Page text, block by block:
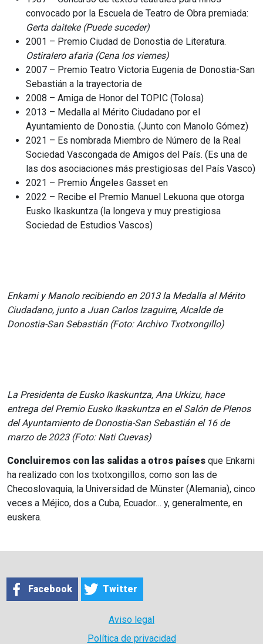
convocado por la Escuela de Teatro de Obra premiada:
Gerta daiteke (Puede suceder)
2001 – Premio Ciudad de Donostia de Literatura.
Ostiralero afaria (Cena los viernes)
2007 – Premio Teatro Victoria Eugenia de Donostia-San
Sebastián a la trayectoria de
2008 – Amiga de Honor del TOPIC (Tolosa)
2013 – Medalla al Mérito Ciudadano por el
Ayuntamiento de Donostia. (Junto con Manolo Gómez)
2021 – Es nombrada Miembro de Número de la Real
Sociedad Vascongada de Amigos del País. (Es una de
las dos asociaciones más prestigiosas del País Vasco)
2021 – Premio Ángeles Gasset en
2022 – Recibe el Premio Manuel Lekuona que otorga
Eusko Ikaskuntza (la longeva y muy prestigiosa
Sociedad de Estudios Vascos)
Enkarni y Manolo recibiendo en 2013 la Medalla al Mérito
Ciudadano, junto a Juan Carlos Izaguirre, Alcalde de
Donostia-San Sebastián (Foto: Archivo Txotxongillo)
La Presidenta deEusko Ikaskuntza, Ana Urkizu, hace
entrega delPremio Eusko Ikaskuntza en el Salón de Plenos
delAyuntamiento de Donostia-San Sebastián el 16 de
marzo de 2023 (Foto: Nati Cuevas)
Concluiremos con las salidas a otros países que Enkarni
ha realizado con los txotxongillos, como son las de
Checoslovaquia, la Universidad de Münster (Alemania), cinco
veces a Méjico, dos a Cuba, Ecuador… y, generalmente, en
euskera.
Facebook Twitter
Aviso legal
Política de privacidad